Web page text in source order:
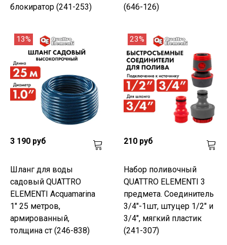
блокиратор (241-253)
(646-126)
13%
3 190 руб
Шланг для воды
садовый QUATTRO
ELEMENTI Acquamarina
1" 25 метров,
армированный,
толщина ст (246-838)
23%
210 руб
Набор поливочный
QUATTRO ELEMENTI 3
предмета. Соединитель
3/4"-1шт, штуцер 1/2" и
3/4", мягкий пластик
(241-307)